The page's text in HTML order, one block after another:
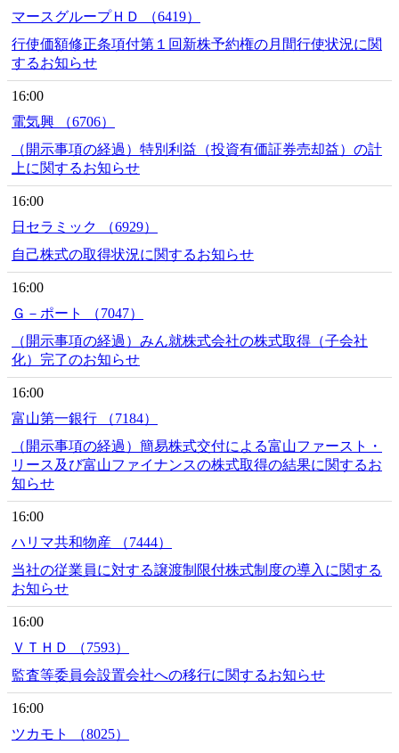
マースグループＨＤ （6419）
行使価額修正条項付第１回新株予約権の月間行使状況に関
するお知らせ
16:00
電気興 （6706）
（開示事項の経過）特別利益（投資有価証券売却益）の計
上に関するお知らせ
16:00
日セラミック （6929）
自己株式の取得状況に関するお知らせ
16:00
Ｇ－ポート （7047）
（開示事項の経過）みん就株式会社の株式取得（子会社
化）完了のお知らせ
16:00
富山第一銀行 （7184）
（開示事項の経過）簡易株式交付による富山ファースト・
リース及び富山ファイナンスの株式取得の結果に関するお
知らせ
16:00
ハリマ共和物産 （7444）
当社の従業員に対する譲渡制限付株式制度の導入に関する
お知らせ
16:00
ＶＴＨＤ （7593）
監査等委員会設置会社への移行に関するお知らせ
16:00
ツカモト （8025）